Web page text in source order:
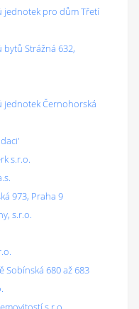
jednotek pro dům Třetí
Strážná 632,
jednotek Černohorská
s.r.o.
973, Praha 9
s.r.o.
Sobínská 680 až 683